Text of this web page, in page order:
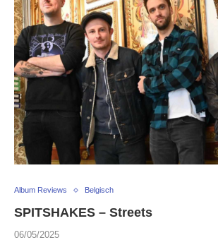
Album Reviews Belgisch
SPITSHAKES – Streets
06/05/2025